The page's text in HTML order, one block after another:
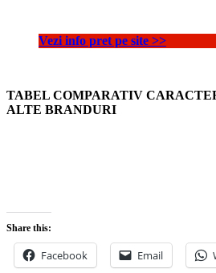
Vezi info pret pe site >>
TABEL COMPARATIV
ALTE BRANDURI
Share this:
Facebook Email